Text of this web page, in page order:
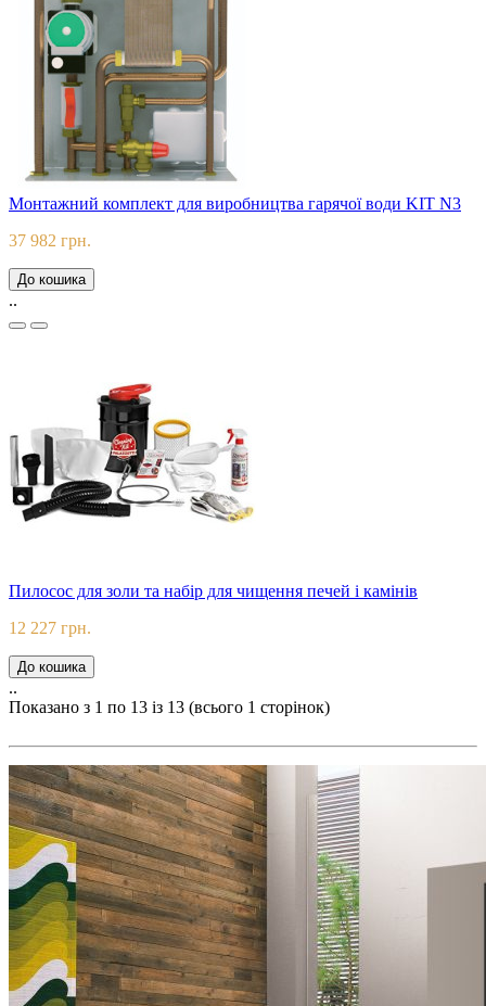
Монтажний комплект для виробництва гарячої води KIT N3
37 982 грн.
До кошика
..
Пилосос для золи та набір для чищення печей і камінів
12 227 грн.
До кошика
..
Показано з 1 по 13 із 13 (всього 1 сторінок)